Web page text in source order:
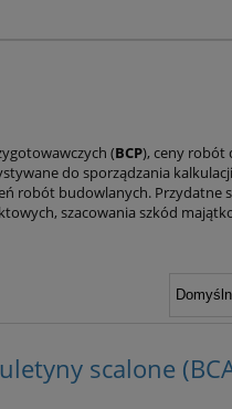
(BCP), ceny robót
do sporządzania
robót budowlanych. Przydatne
szacowania szkód
scalone